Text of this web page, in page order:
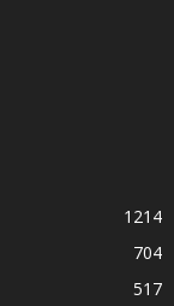
1214
704
517